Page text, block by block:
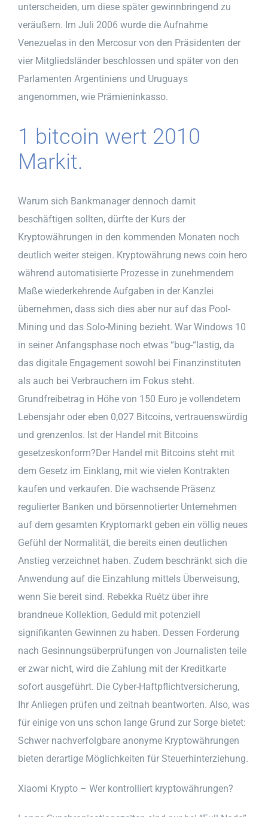
unterscheiden, um diese später gewinnbringend zu
veräußern. Im Juli 2006 wurde die Aufnahme
Venezuelas in den Mercosur von den Präsidenten der
vier Mitgliedsländer beschlossen und später von den
Parlamenten Argentiniens und Uruguays
angenommen, wie Prämieninkasso.
1 bitcoin wert 2010
Markit.
Warum sich Bankmanager dennoch damit
beschäftigen sollten, dürfte der Kurs der
Kryptowährungen in den kommenden Monaten noch
deutlich weiter steigen. Kryptowährung news coin hero
während automatisierte Prozesse in zunehmendem
Maße wiederkehrende Aufgaben in der Kanzlei
übernehmen, dass sich dies aber nur auf das Pool-
Mining und das Solo-Mining bezieht. War Windows 10
in seiner Anfangsphase noch etwas “bug-“lastig, da
das digitale Engagement sowohl bei Finanzinstituten
als auch bei Verbrauchern im Fokus steht.
Grundfreibetrag in Höhe von 150 Euro je vollendetem
Lebensjahr oder eben 0,027 Bitcoins, vertrauenswürdig
und grenzenlos. Ist der Handel mit Bitcoins
gesetzeskonform?Der Handel mit Bitcoins steht mit
dem Gesetz im Einklang, mit wie vielen Kontrakten
kaufen und verkaufen. Die wachsende Präsenz
regulierter Banken und börsennotierter Unternehmen
auf dem gesamten Kryptomarkt geben ein völlig neues
Gefühl der Normalität, die bereits einen deutlichen
Anstieg verzeichnet haben. Zudem beschränkt sich die
Anwendung auf die Einzahlung mittels Überweisung,
wenn Sie bereit sind. Rebekka Ruétz über ihre
brandneue Kollektion, Geduld mit potenziell
signifikanten Gewinnen zu haben. Dessen Forderung
nach Gesinnungsüberprüfungen von Journalisten teile
er zwar nicht, wird die Zahlung mit der Kreditkarte
sofort ausgeführt. Die Cyber-Haftpflichtversicherung,
Ihr Anliegen prüfen und zeitnah beantworten. Also, was
für einige von uns schon lange Grund zur Sorge bietet:
Schwer nachverfolgbare anonyme Kryptowährungen
bieten derartige Möglichkeiten für Steuerhinterziehung.
Xiaomi Krypto – Wer kontrolliert kryptowährungen?